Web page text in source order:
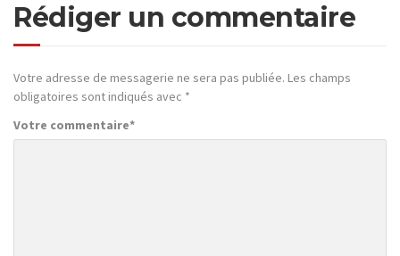
Rédiger un commentaire
Votre adresse de messagerie ne sera pas publiée. Les champs
obligatoires sont indiqués avec *
Votre commentaire*